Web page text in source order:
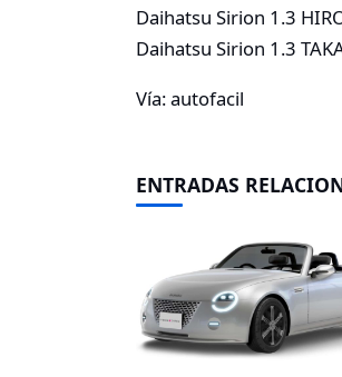
Daihatsu Sirion 1.3
Daihatsu Sirion 1.3
Vía: autofacil
ENTRADAS